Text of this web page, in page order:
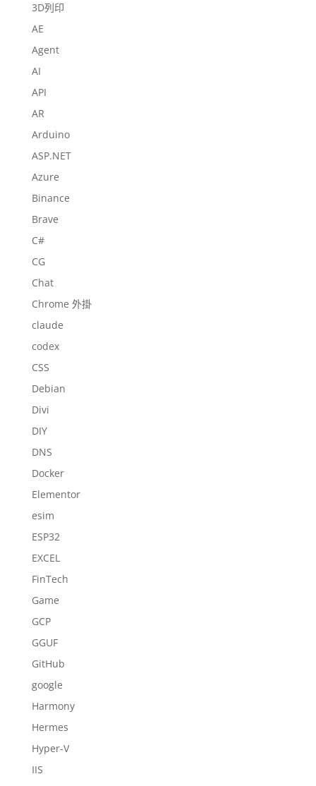
3D列印
AE
Agent
AI
API
AR
Arduino
ASP.NET
Azure
Binance
Brave
C#
CG
Chat
Chrome 外掛
claude
codex
CSS
Debian
Divi
DIY
DNS
Docker
Elementor
esim
ESP32
EXCEL
FinTech
Game
GCP
GGUF
GitHub
google
Harmony
Hermes
Hyper-V
IIS